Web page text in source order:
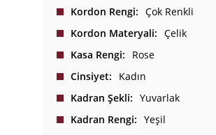
Kordon Rengi
Çok Renkli
Kordon Materyali
Çelik
Kasa Rengi
Rose
Cinsiyet
Kadın
Kadran Şekli
Yuvarlak
Kadran Rengi
Yeşil